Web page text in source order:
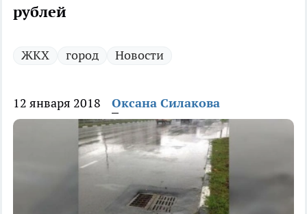
рублей
ЖКХ город Новости
12 января 2018 Оксана Силакова